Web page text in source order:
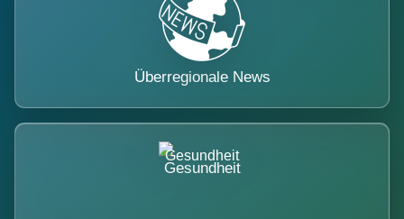
Überregionale News
Gesundheit